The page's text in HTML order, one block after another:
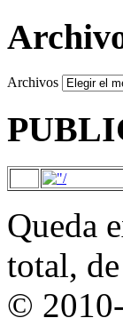
Archivos
Queda
total,
©